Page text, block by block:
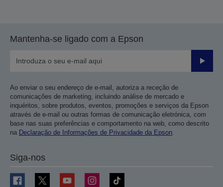
Mantenha-se ligado com a Epson
Enviar
Ao enviar o seu endereço de e-mail, autoriza a receção de
comunicações de marketing, incluindo análise de mercado e
inquéritos, sobre produtos, eventos, promoções e serviços da Epson
através de e-mail ou outras formas de comunicação eletrónica, com
base nas suas preferências e comportamento na web, como descrito
na Declaração de Informações de Privacidade da Epson.
Siga-nos